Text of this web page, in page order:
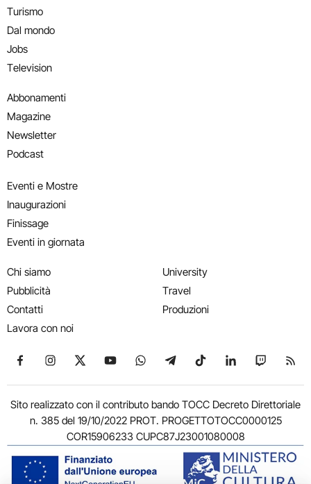
Turismo
Dal mondo
Jobs
Television
Abbonamenti
Magazine
Newsletter
Podcast
Eventi e Mostre
Inaugurazioni
Finissage
Eventi in giornata
Chi siamo
Pubblicità
Contatti
Lavora con noi
University
Travel
Produzioni
Seguici su Facebook
Seguici su Instagram
Seguici su X
Seguici su YouTube
Seguici su WhatsApp
Seguici su Telegram
Seguici su TikTok
Seguici su
Seguici
Sito realizzato con il contributo bando TOCC Decreto Direttoriale
n. 385 del 19/10/2022 PROT. PROGETTOTOCC0000125
COR15906233 CUPC87J23001080008